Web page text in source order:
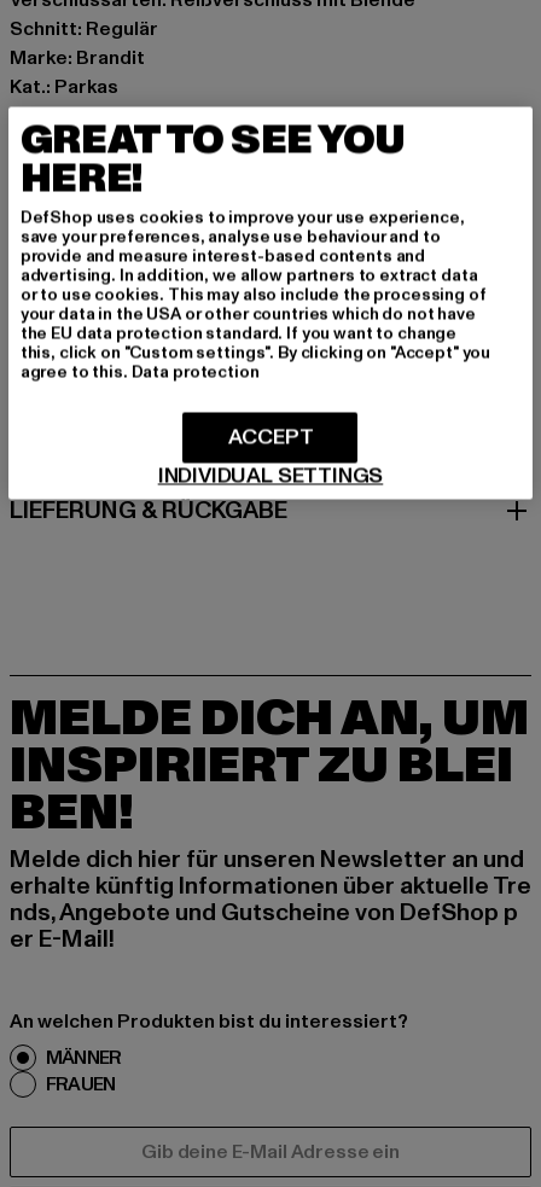
Schnitt: Regulär
Marke: Brandit
Kat.: Parkas
Farbe: camouflage
Hersteller Farbe: darkcamo
Materialzusammensetzung: 80% Polyester, 20%
Art.Nr: BD9476-00707
Hersteller: Brandit Textil GmbH |info@brandit-wear.com
Spichernstraße 6a | 50672 Köln | DE
PFLEGEHINWEISE
LIEFERUNG & RÜCKGABE
MELDE DICH AN, UM
INSPIRIERT ZU BLEI
BEN!
Melde dich hier für unseren Newsletter an und
erhalte künftig Informationen über aktuelle Tre
nds, Angebote und Gutscheine von DefShop p
er E-Mail!
An welchen Produkten bist du interessiert?
MÄNNER
FRAUEN
GREAT TO SEE YOU
HERE!
DefShop uses cookies to improve your use experience,
save your preferences, analyse use behaviour and to
provide and measure interest-based contents and
advertising. In addition, we allow partners to extract data
or to use cookies. This may also include the processing of
your data in the USA or other countries which do not have
the EU data protection standard. If you want to change
this, click on "Custom settings". By clicking on "Accept" you
agree to this. Data protection
INDIVIDUAL SETTINGS
ACCEPT